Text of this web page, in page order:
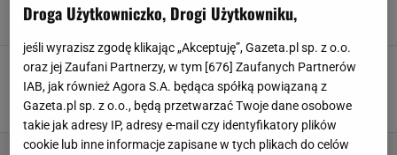
Alicja Wójcik,20 MARCA 2026, 11:46
Weronika Schreiber miała wypadek.
Przekazała informacje po tygodniu ciszy
Kinga Molenda,10 MARCA 2026, 11:01
Droga Użytkowniczko, Drogi Użytkowniku,
jeśli wyrazisz zgodę klikając „Akceptuję”, Gazeta.pl sp. z o.o.
oraz jej Zaufani Partnerzy, w tym [676] Zaufanych Partnerów
IAB, jak również Agora S.A. będąca spółką powiązaną z
Gazeta.pl sp. z o.o., będą przetwarzać Twoje dane osobowe
takie jak adresy IP, adresy e-mail czy identyfikatory plików
cookie lub inne informacje zapisane w tych plikach do celów